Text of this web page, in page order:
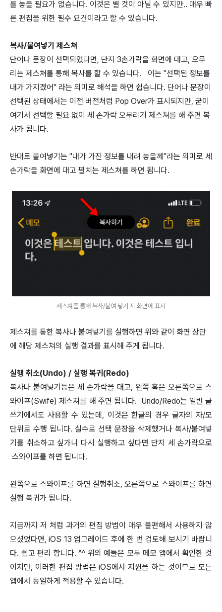
를 놓을 필요가 없습니다. 이것은 별 것이 아닐 수 있지만.. 매우 빠
른 편집을 위한 필수 요건이라고 할 수 있습니다.
복사/붙여넣기 제스쳐
단어나 문장이 선택되었다면, 단지 3손가락을 화면에 대고, 오무
리는 제스쳐를 통해 복사를 할 수 있습니다. 이는 "선택된 정보를
내가 가지겠어" 라는 의미로 해석을 하면 쉽습니다. 단어나 문장이
선택된 상태에서는 이전 버전처럼 Pop Over가 표시되지만, 굳이
여기서 선택할 필요 없이 세 손가락 오무리기 제스쳐를 해 주면 복
사가 됩니다.
반대로 붙여넣기는 "내가 가진 정보를 내려 놓을께"라는 의미로 세
손가락을 화면에 대고 펼치는 제스쳐를 하면 됩니다.
제스쳐를 통해 복사/붙여 넣기 시 화면에 표시
제스쳐를 통한 복사나 붙여넣기를 실행하면 위와 같이 화면 상단
에 해당 제스쳐의 실행 결과를 표시해 주게 됩니다.
실행 취소(Undo) / 실행 복귀(Redo)
복사나 붙여넣기등은 세 손가락을 대고, 왼쪽 혹은 오른쪽으로 스
와이프(Swife) 제스쳐를 해 주면 됩니다. Undo/Redo는 일반 글
쓰기에서도 사용할 수 있는데, 이것은 한글의 경우 글자의 자/모
단위로 수행 됩니다. 실수로 선택 문장을 삭제했거나 복사/붙여넣
기를 취소하고 싶가니 다시 실행하고 싶다면 단지 세 손가락으로
스와이프를 하면 됩니다.
왼쪽으로 스와이프를 하면 실행취소, 오른쪽으로 스와이프를 하면
실행 복귀가 됩니다.
지금까지 저 처럼 과거의 편집 방법이 매우 불편해서 사용하지 않
으셨었다면, iOS 13 업그레이드 후에 한 번 검토해 보시기 바랍니
다. 쉽고 편리 합니다. ^^ 위의 예들은 모두 메모 앱에서 확인한 것
이지만, 이러한 편집 방법은 iOS에서 지원을 하는 것이므로 모든
앱에서 동일하게 적용할 수 있습니다.